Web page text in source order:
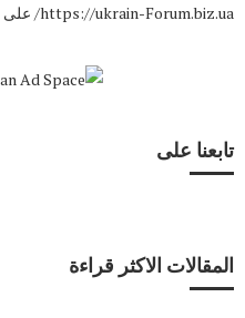
https://ukrain-Forum.biz.ua/ على
تابعنا على
المقالات الاكثر قراءة